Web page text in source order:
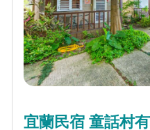
宜蘭民宿 童話村